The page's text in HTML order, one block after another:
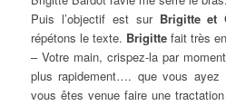
Puis l’objectif est sur Brigitte et
répétons le texte. Brigittefait très
– Votre main, crispez-la par
plus rapidement…. que vous ayez
vous êtes venue faire une